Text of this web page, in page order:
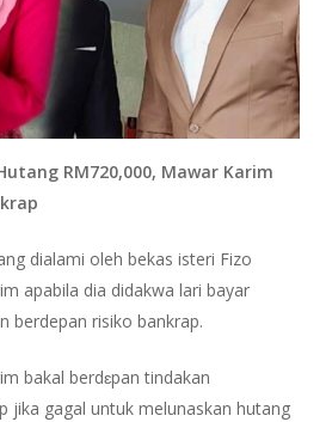
RM720,000, Mawar Karim
dialami oleh bekas isteri Fizo
apabila dia didakwa lari bayar
berdepan risiko bankrap.
bakal berdɛpan tindakan
jika gagal untuk melunaskan hutang